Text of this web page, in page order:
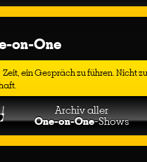
on-One
Zeit, ein Gespräch zu führen. Nicht zu
Archiv aller
One-on-One-Shows